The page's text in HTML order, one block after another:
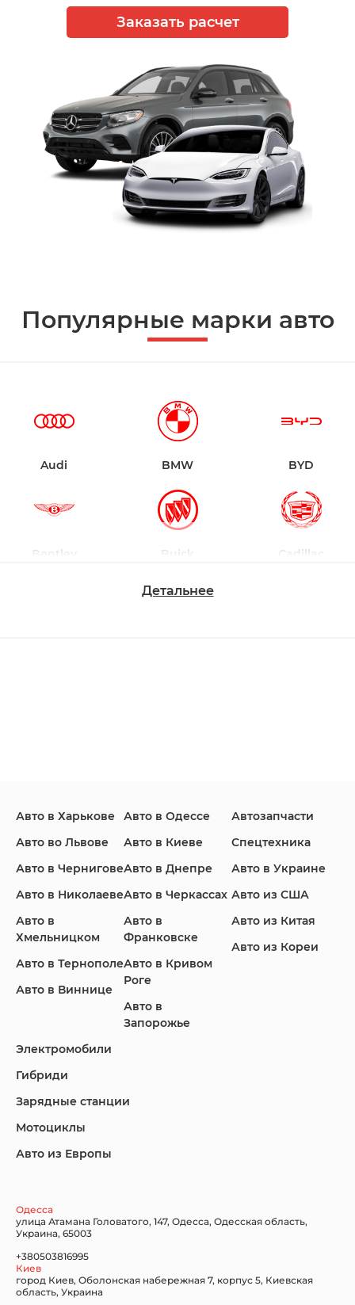
Заказать расчет
Популярные марки авто
Audi BMW BYD
Bentley Buick Cadillac
Infiniti Jaguar Jeep
Lincoln
Nissan
Volkswagen
Детальнее
Авто в Харькове
Авто во Львове
Авто в Чернигове
Авто в Николаеве
Авто в
Хмельницком
Авто в Тернополе
Авто в Виннице
Авто в Одессе
Авто в Киеве
Авто в Днепре
Авто в Черкассах
Авто в
Франковске
Авто в Кривом
Роге
Авто в
Запорожье
Автозапчасти
Спецтехника
Авто в Украине
Авто из США
Авто из Китая
Авто из Кореи
Электромобили
Гибриди
Зарядные станции
Мотоциклы
Авто из Европы
Одесса
улица Атамана Головатого, 147, Одесса, Одесская область,
Украина, 65003
+380503816995
Киев
город Киев, Оболонская набережная 7, корпус 5, Киевская
область, Украина